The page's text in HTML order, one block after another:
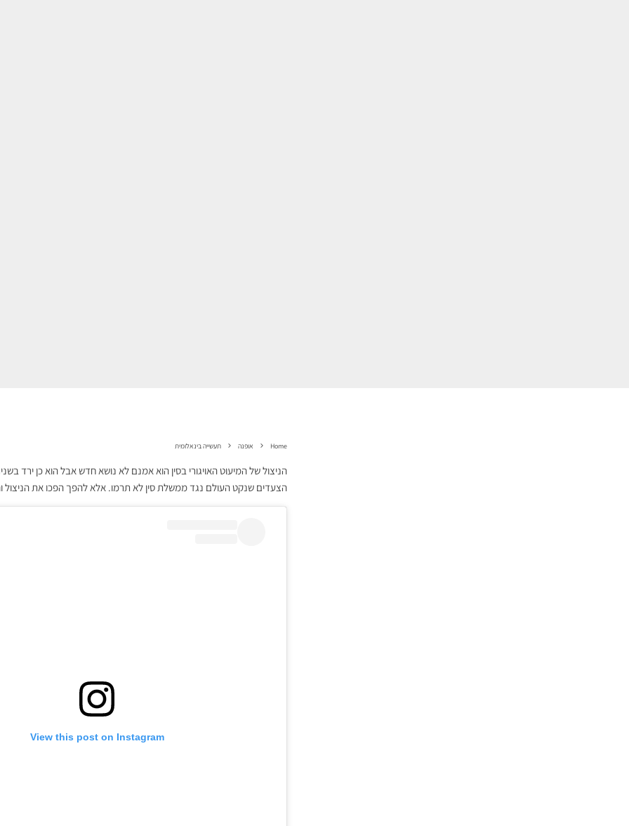
Home אופנה תעשייה בינאלומית
הניצול של המיעוט האויגורי בסין הוא אמנם לא נושא חדש אבל הוא כן ירד
הצעדים שנקט העולם נגד ממשלת סין לא תרמו. אלא להפך הפכו את הניצול
View this post on Instagram